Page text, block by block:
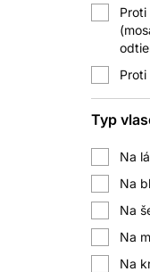
Typ
Na
Na
Na
Na
Na